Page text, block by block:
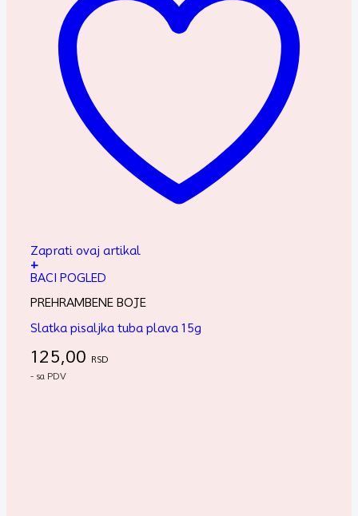
Zaprati ovaj artikal
+
BACI POGLED
PREHRAMBENE BOJE
Slatka pisaljka tuba plava 15g
125,00 RSD
- sa PDV